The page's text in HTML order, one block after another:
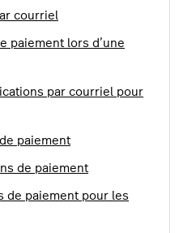
courriel
paiement lors d’une
par courriel pour
paiement
de paiement
de paiement pour les